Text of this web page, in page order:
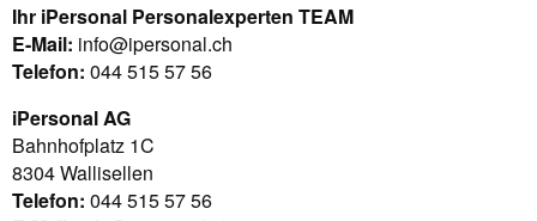
Ihr iPersonal Personalexperten TEAM
E-Mail: info@ipersonal.ch
Telefon: 044 515 57 56
iPersonal AG
Bahnhofplatz 1C
8304 Wallisellen
Telefon: 044 515 57 56